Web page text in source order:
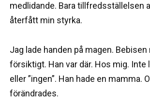
medlidande. Bara tillfredsställelsen
återfått min styrka.
Jag lade handen på magen. Bebisen
försiktigt. Han var där. Hos mig. Inte
eller ”ingen”. Han hade en mamma.
förändrades.